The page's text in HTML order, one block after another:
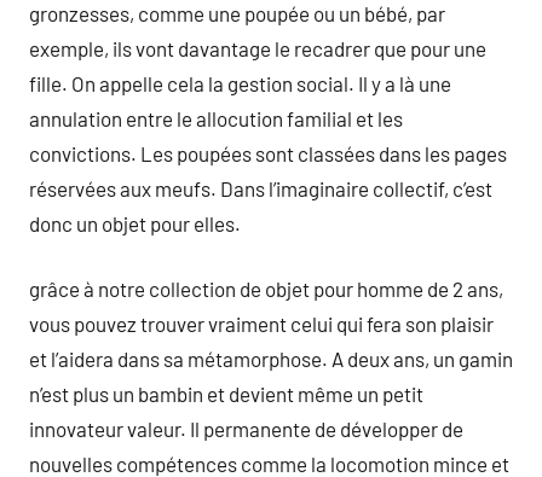
gronzesses, comme une poupée ou un bébé, par
exemple, ils vont davantage le recadrer que pour une
fille. On appelle cela la gestion social. Il y a là une
annulation entre le allocution familial et les
convictions. Les poupées sont classées dans les pages
réservées aux meufs. Dans l’imaginaire collectif, c’est
donc un objet pour elles.
grâce à notre collection de objet pour homme de 2 ans,
vous pouvez trouver vraiment celui qui fera son plaisir
et l’aidera dans sa métamorphose. A deux ans, un gamin
n’est plus un bambin et devient même un petit
innovateur valeur. Il permanente de développer de
nouvelles compétences comme la locomotion mince et